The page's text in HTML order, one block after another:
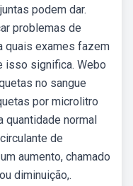
podem dar.
problemas de
quais exames fazem
isso significa. Webo
no sangue
por microlitro
quantidade normal
de
aumento, chamado
diminuição,.